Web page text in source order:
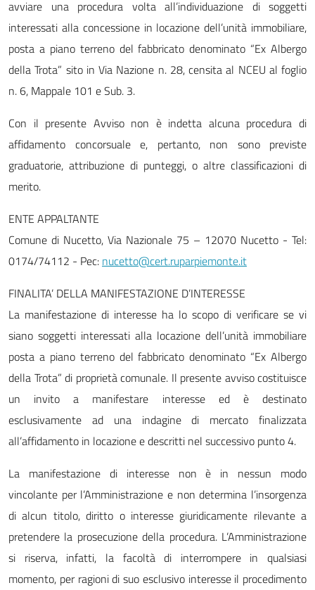
avviare una procedura volta all’individuazione di soggetti
interessati alla concessione in locazione dell’unità immobiliare,
posta a piano terreno del fabbricato denominato “Ex Albergo
della Trota” sito in Via Nazione n. 28, censita al NCEU al foglio
n. 6, Mappale 101 e Sub. 3.
Con il presente Avviso non è indetta alcuna procedura di
affidamento concorsuale e, pertanto, non sono previste
graduatorie, attribuzione di punteggi, o altre classificazioni di
merito.
ENTE APPALTANTE
Comune di Nucetto, Via Nazionale 75 – 12070 Nucetto - Tel:
0174/74112 - Pec: nucetto@cert.ruparpiemonte.it
FINALITA’ DELLA MANIFESTAZIONE D’INTERESSE
La manifestazione di interesse ha lo scopo di verificare se vi
siano soggetti interessati alla locazione dell’unità immobiliare
posta a piano terreno del fabbricato denominato “Ex Albergo
della Trota” di proprietà comunale. Il presente avviso costituisce
un invito a manifestare interesse ed è destinato
esclusivamente ad una indagine di mercato finalizzata
all’affidamento in locazione e descritti nel successivo punto 4.
La manifestazione di interesse non è in nessun modo
vincolante per l’Amministrazione e non determina l’insorgenza
di alcun titolo, diritto o interesse giuridicamente rilevante a
pretendere la prosecuzione della procedura. L’Amministrazione
si riserva, infatti, la facoltà di interrompere in qualsiasi
momento, per ragioni di suo esclusivo interesse il procedimento